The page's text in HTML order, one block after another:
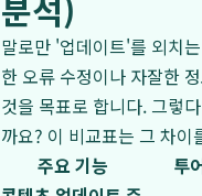
분석)
말로만 '업데이트'를 외치
한 오류 수정이나 자잘한
것을 목표로 합니다. 그렇
까요? 이 비교표는 그 차
주요 기능
투